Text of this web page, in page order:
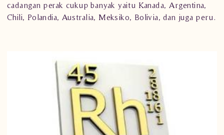
cadangan perak cukup banyak yaitu Kanada, Argentina,
Chili, Polandia, Australia, Meksiko, Bolivia, dan juga peru.